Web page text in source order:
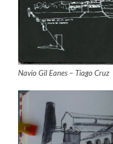
Navio Gil Eanes – Tiago Cruz